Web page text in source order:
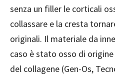
senza un filler le corticali
collassare e la cresta
originali. Il materiale da
caso è stato osso di
del collagene (Gen-Os,